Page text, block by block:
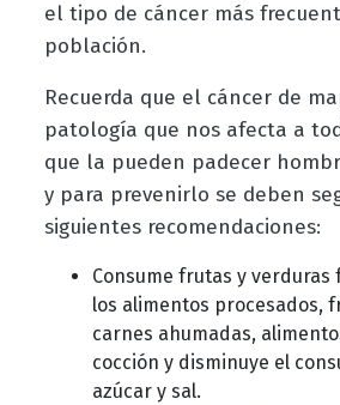
el tipo de cáncer más
población.
Recuerda que el cáncer de
patología que nos afecta a
que la pueden padecer
y para prevenirlo se deben
siguientes recomendaciones:
Consume frutas y verduras
los alimentos procesados,
carnes ahumadas,
cocción y disminuye el
azúcar y sal.